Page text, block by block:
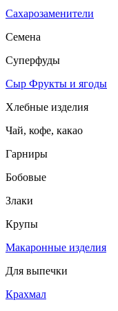
Сахарозаменители
Семена
Суперфуды
Сыр Фрукты и ягоды
Хлебные изделия
Чай, кофе, какао
Гарниры
Бобовые
Злаки
Крупы
Макаронные изделия
Для выпечки
Крахмал